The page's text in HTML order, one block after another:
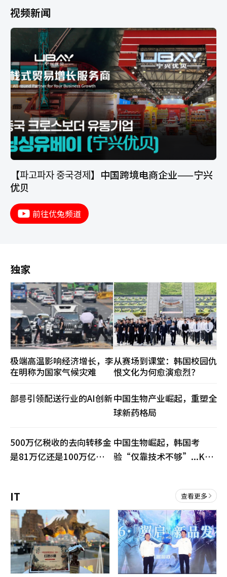
视频新闻
【파고파자 중국경제】中国跨境电商企业——宁兴
优贝
前往优兔频道
独家
极端高温影响经济增长，李
在明称为国家气候灾难
部릉引领配送行业的AI创新
500万亿税收的去向转移金
是81万亿还是100万亿…在
从赛场到课堂：韩国校园仇
恨文化为何愈演愈烈？
中国生物产业崛起，重塑全
球新药格局
中国生物崛起，韩国考
验“仅靠技术不够”...K生
IT 查看更多